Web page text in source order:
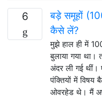
6
बड़े समूहों
कैसे लें?
मुझे हाल ही में
बुलाया गया
अंदर ली गई थीं।
पंक्तियों में
ओवरहेड थे। मैं